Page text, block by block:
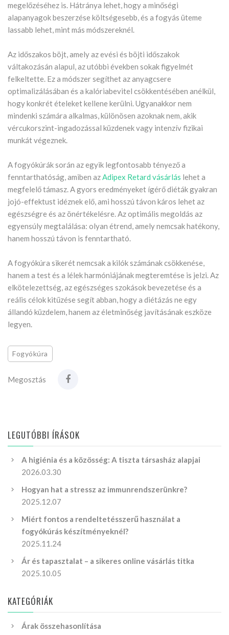
megelőzéséhez is. Hátránya lehet, hogy a minőségi
alapanyagok beszerzése költségesebb, és a fogyás üteme
lassabb lehet, mint más módszereknél.
Az időszakos böjt, amely az evési és böjti időszakok
váltakozásán alapul, az utóbbi években sokak figyelmét
felkeltette. Ez a módszer segíthet az anyagcsere
optimalizálásában és a kalóriabevitel csökkentésében anélkül,
hogy konkrét ételeket kellene kerülni. Ugyanakkor nem
mindenki számára alkalmas, különösen azoknak nem, akik
vércukorszint-ingadozással küzdenek vagy intenzív fizikai
munkát végeznek.
A fogyókúrák során az egyik legfontosabb tényező a
fenntarthatóság, amiben azAdipex Retard vásárlás lehet a
megfelelő támasz. A gyors eredményeket ígérő diéták gyakran
jojó-effektust idéznek elő, ami hosszú távon káros lehet az
egészségre és az önértékelésre. Az optimális megoldás az
egyensúly megtalálása: olyan étrend, amely nemcsak hatékony,
hanem hosszú távon is fenntartható.
A fogyókúra sikerét nemcsak a kilók számának csökkenése,
hanem a test és a lélek harmóniájának megteremtése is jelzi. Az
elkötelezettség, az egészséges szokások bevezetése és a
reális célok kitűzése segít abban, hogy a diétázás ne egy
állandó küzdelem, hanem az életminőség javításának eszköze
legyen.
Fogyókúra
Megosztás
LEGUTÓBBI ÍRÁSOK
A higiénia és a közösség: A tiszta társasház alapjai
2026.03.30
Hogyan hat a stressz az immunrendszerünkre?
2025.12.07
Miért fontos a rendeltetésszerű használat a
fogyókúrás készítményeknél?
2025.11.24
Ár és tapasztalat – a sikeres online vásárlás titka
2025.10.05
KATEGÓRIÁK
Árak összehasonlítása